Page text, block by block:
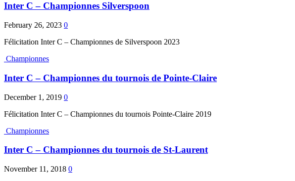
Inter C – Championnes Silverspoon
February 26, 2023 0
Félicitation Inter C – Championnes de Silverspoon 2023
Championnes
Inter C – Championnes du tournois de Pointe-Claire
December 1, 2019 0
Félicitation Inter C – Championnes du tournois Pointe-Claire 2019
Championnes
Inter C – Championnes du tournois de St-Laurent
November 11, 2018 0